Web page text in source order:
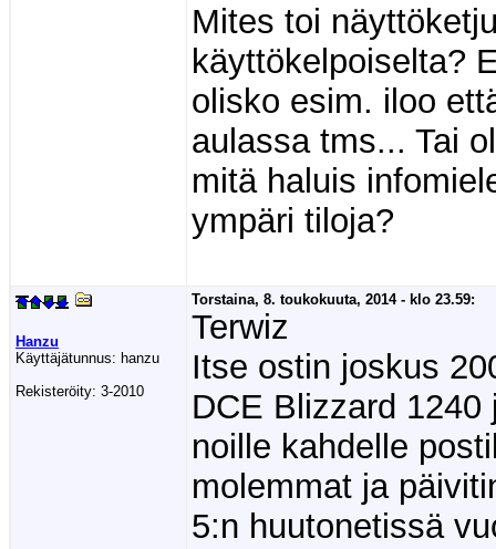
Mites toi
käyttökelpoiselta?
olisko esim. iloo
aulassa tms... Tai
mitä haluis
ympäri tiloja?
Hanzu
Käyttäjätunnus: hanzu
Rekisteröity: 3-2010
Torstaina, 8. toukokuuta, 2014 - klo 23.59:
Terwiz
Itse ostin joskus
DCE Blizzard
noille kahdelle
molemmat ja
5:n huutonetissä